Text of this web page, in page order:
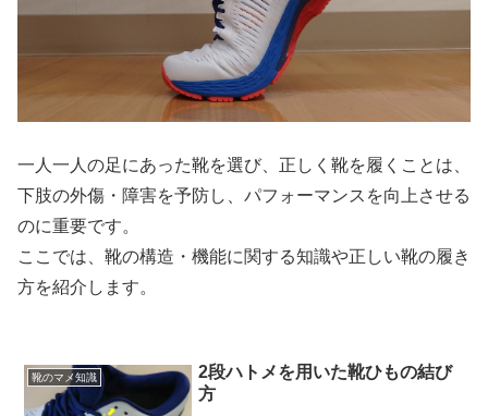
一人一人の足にあった靴を選び、正しく靴を履くことは、
下肢の外傷・障害を予防し、パフォーマンスを向上させる
のに重要です。
ここでは、靴の構造・機能に関する知識や正しい靴の履き
方を紹介します。
靴のマメ知識
2段ハトメを用いた靴ひもの結び
方